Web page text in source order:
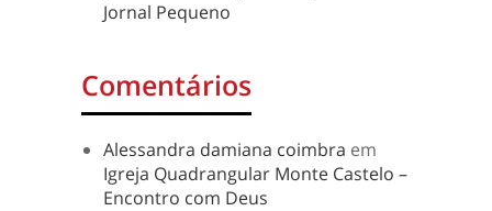
Jornal Pequeno
Comentários
Alessandra damiana coimbra em
Igreja Quadrangular Monte Castelo –
Encontro com Deus